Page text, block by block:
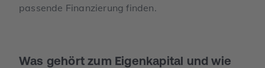
passende Finanzierung finden.
Was gehört zum Eigenkapital und wie